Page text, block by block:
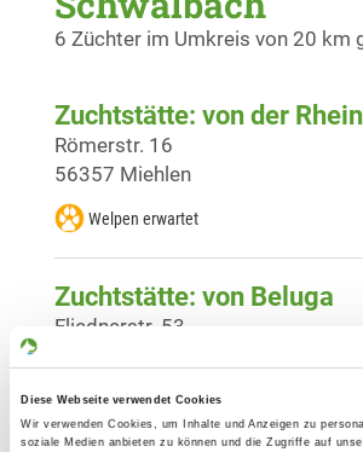
Diese Webseite verwendet Cookies
Wir verwenden Cookies, um Inhalte und Anzeigen zu
soziale Medien anbieten zu können und die Zugriffe auf
6 Züchter im Umkreis von 20 km
Zuchtstätte: von der
Römerstr. 16
56357 Miehlen
Welpen erwartet
Zuchtstätte: von Beluga
Fliednerstr. 53
Derzeit keine Welpen